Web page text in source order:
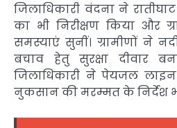
जिलाधिकारी वंदना ने
का भी निरीक्षण किया और
समस्याएं सुनीं। ग्रामीणों ने
बचाव हेतु सुरक्षा दीवार
जिलाधिकारी ने पेयजल
नुकसान की मरम्मत के निर्देश